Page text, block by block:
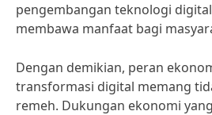
pengembangan teknologi
membawa manfaat bagi
Dengan demikian, peran
transformasi digital memang
remeh. Dukungan ekonomi